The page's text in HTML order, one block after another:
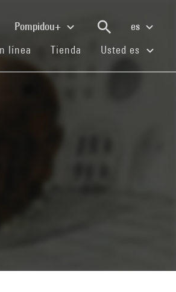
Pompidou+
es
línea (current)
Tienda (current)
Usted es